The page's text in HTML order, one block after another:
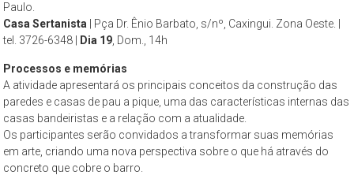
Paulo.
Casa Sertanista | Pça Dr. Ênio Barbato, s/nº, Caxingui. Zona Oeste. |
tel. 3726-6348 |
Dia 19 , Dom., 14h
Processos e memórias
A atividade apresentará os principais conceitos da construção das
paredes e casas de pau a pique, uma das características internas das
casas bandeiristas e a relação com a atualidade.
Os participantes serão convidados a transformar suas memórias
em arte, criando uma nova perspectiva sobre o que há através do
concreto que cobre o barro.